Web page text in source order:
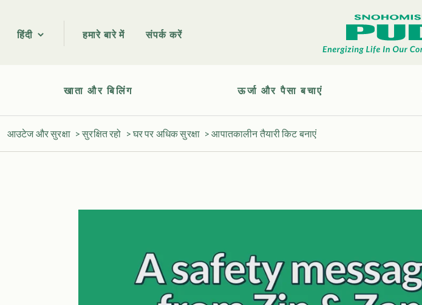
हिंदी हमारे बारे में संपर्क करें
खाता और बिलिंग ऊर्जा और पैसा बचाएं
आउटेज और सुरक्षा >सुरक्षित रहो >घर पर अधिक सुरक्षा >आपातकालीन तैयारी किट बनाएं